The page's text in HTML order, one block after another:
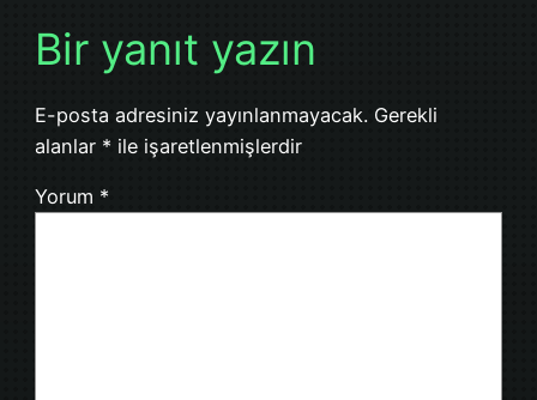
Bir yanıt yazın
E-posta adresiniz yayınlanmayacak. Gerekli
alanlar * ile işaretlenmişlerdir
Yorum *